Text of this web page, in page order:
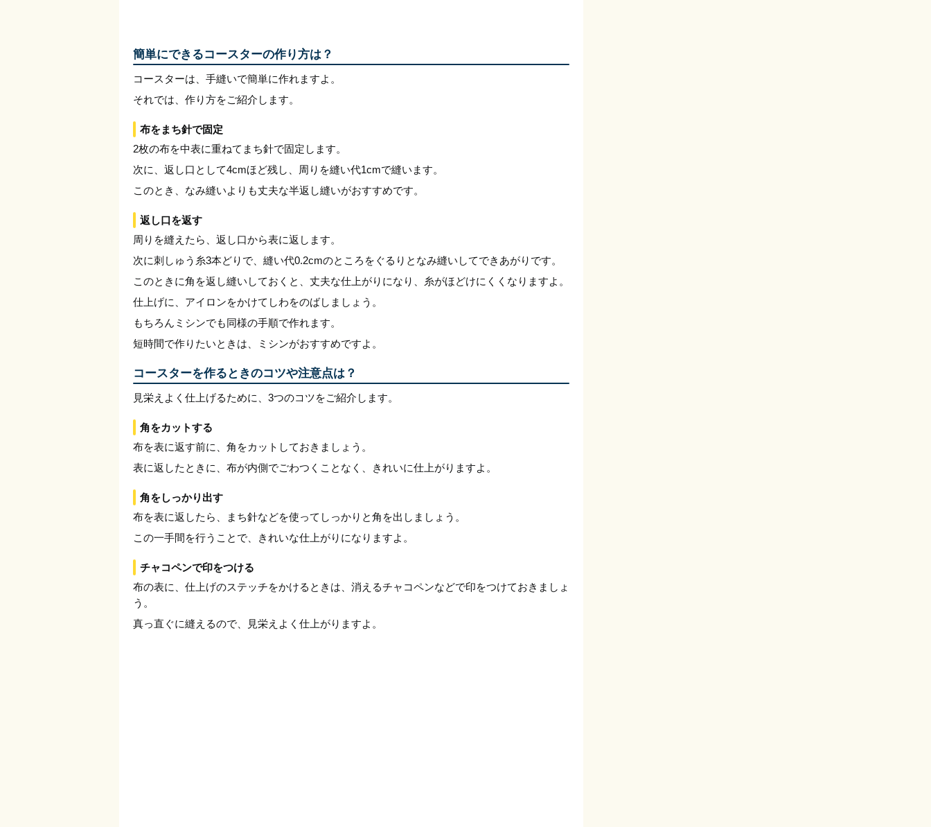
簡単にできるコースターの作り方は？
コースターは、手縫いで簡単に作れますよ。
それでは、作り方をご紹介します。
布をまち針で固定
2枚の布を中表に重ねてまち針で固定します。
次に、返し口として4cmほど残し、周りを縫い代1cmで縫います。
このとき、なみ縫いよりも丈夫な半返し縫いがおすすめです。
返し口を返す
周りを縫えたら、返し口から表に返します。
次に刺しゅう糸3本どりで、縫い代0.2cmのところをぐるりとなみ縫いしてできあがりです。
このときに角を返し縫いしておくと、丈夫な仕上がりになり、糸がほどけにくくなりますよ。
仕上げに、アイロンをかけてしわをのばしましょう。
もちろんミシンでも同様の手順で作れます。
短時間で作りたいときは、ミシンがおすすめですよ。
コースターを作るときのコツや注意点は？
見栄えよく仕上げるために、3つのコツをご紹介します。
角をカットする
布を表に返す前に、角をカットしておきましょう。
表に返したときに、布が内側でごわつくことなく、きれいに仕上がりますよ。
角をしっかり出す
布を表に返したら、まち針などを使ってしっかりと角を出しましょう。
この一手間を行うことで、きれいな仕上がりになりますよ。
チャコペンで印をつける
布の表に、仕上げのステッチをかけるときは、消えるチャコペンなどで印をつけておきましょ
う。
真っ直ぐに縫えるので、見栄えよく仕上がりますよ。